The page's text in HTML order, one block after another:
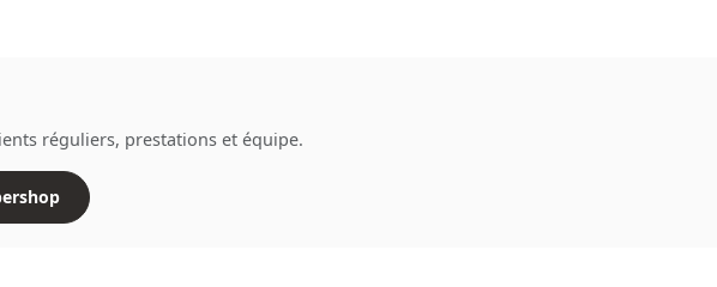
réguliers, prestations et équipe.